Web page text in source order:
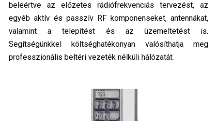
beleértve az előzetes rádiófrekvenciás tervezést, az
egyéb aktív és passzív RF kompo­nenseket, antennákat,
valamint a telepítést és az üzemeltetést is.
Segítségünkkel költséghatékonyan valósíthatja meg
professzionális beltéri vezeték nélküli hálózatát.